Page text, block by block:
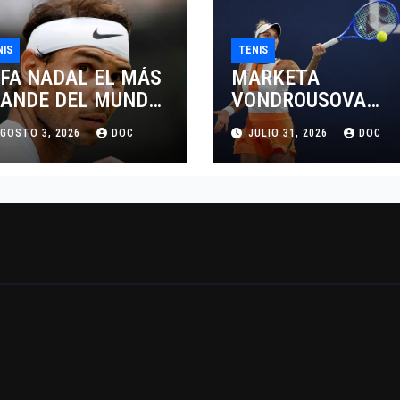
NADAL EL MÁS
DEL MUNDO
TENIS
3, 2026 DOC
TENIS
MARKETA
VONDROUSOVA
SANCIONADA POR
CUATRO AÑOS
JULIO 31, 2026 DOC